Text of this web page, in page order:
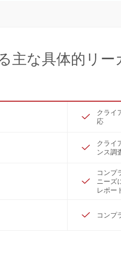
主な具体的リ
クライ
応
クライ
ンス調
コンプ
ニーズ
レポー
コンプ